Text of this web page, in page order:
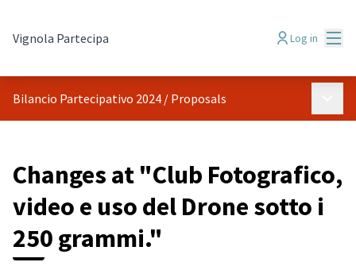
Vignola Partecipa Log in
Bilancio Partecipativo 2024 / Proposals
Changes at "Club Fotografico,
video e uso del Drone sotto i
250 grammi."